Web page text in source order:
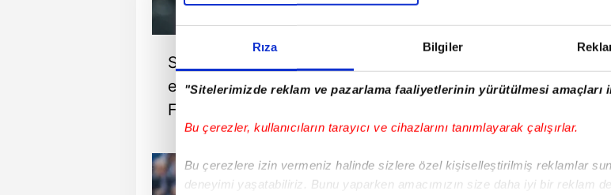
Rıza Bilgiler
"Sitelerimizde reklam ve pazarlama faaliyetlerinin yürütülmesi amaçları
Bu çerezler, kullanıcıların tarayıcı ve cihazlarını tanımlayarak çalışırlar.
Bu çerezlere izin vermeniz halinde sizlere özel kişiselleştirilmiş reklamlar
deneyimi yaşatabiliriz. Bunu yaparken amacımızın size daha iyi bir reklam
Sezon başında kiralanan Florin Andone ile yola devam
etmeyecek olan Aslan, Arap kulüplerinin ilgilendiği
Falcao'ya da gelen teklifleri değerlendirme kararı aldı.